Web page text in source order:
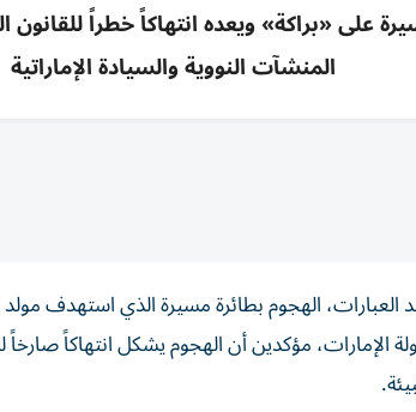
«براكة» ويعده انتهاكاً خطراً للقانون
المنشآت النووية والسيادة الإماراتية
الهجوم بطائرة مسيرة الذي استهدف
الإمارات، مؤكدين أن الهجوم يشكل انتهاكاً